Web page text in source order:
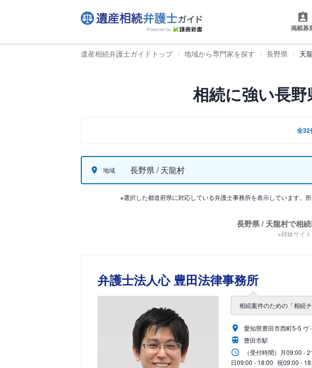
掲載募
遺産相続弁護士ガイドトップ 地域から専門家を探す 長野県 天
相続に強い長
全32
地域 長野県 / 天龍村
※選択した都道府県に対応している弁護士事務所を表示しています。
長野県 / 天龍村で相
※姉妹サイ
弁護士法人心 豊田法律事務所
相続案件のための「相続
愛知県豊田市西町5-5 ヴ
豊田市駅
（受付時間） 月09:00 -
日09:00 - 18:00 祝09:00 -